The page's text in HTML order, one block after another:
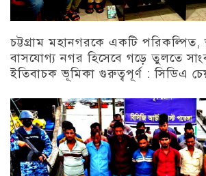
চট্টগ্রাম মহানগরকে একটি
বাসযোগ্য নগর হিসেবে গড়ে তুলতে
ইতিবাচক ভূমিকা গুরুত্বপূর্ণ : সিডিএ